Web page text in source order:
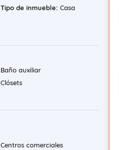
Tipo de inmueble: Casa
Baño auxiliar
Clósets
Centros comerciales